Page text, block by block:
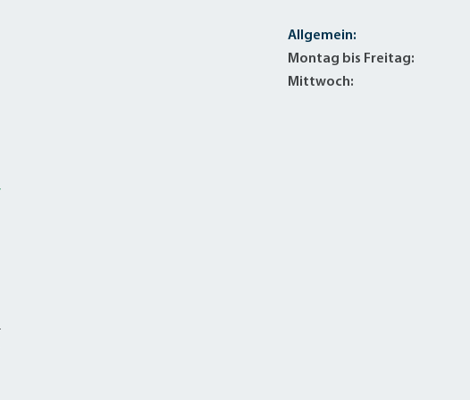
Allgemein:
Montag bis Freitag:
Mittwoch: